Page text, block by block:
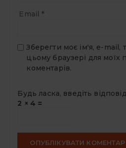
Email *
Зберегти моє ім'я, e-mail,
цьому браузері для моїх
коментарів.
Будь ласка, введіть
2 × 4 =